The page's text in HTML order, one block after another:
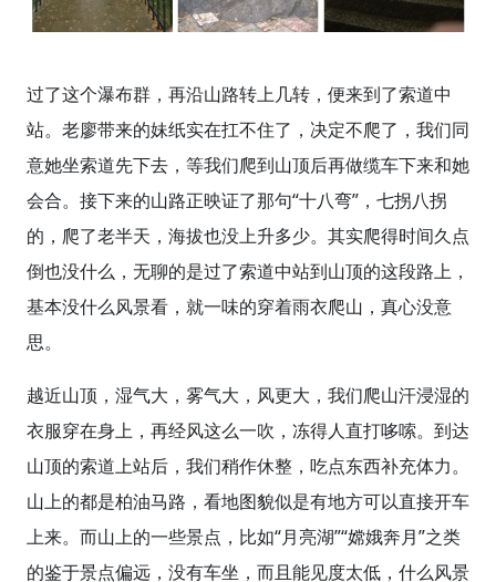
过了这个瀑布群，再沿山路转上几转，便来到了索道中
站。老廖带来的妹纸实在扛不住了，决定不爬了，我们同
意她坐索道先下去，等我们爬到山顶后再做缆车下来和她
会合。接下来的山路正映证了那句“十八弯”，七拐八拐
的，爬了老半天，海拔也没上升多少。其实爬得时间久点
倒也没什么，无聊的是过了索道中站到山顶的这段路上，
基本没什么风景看，就一味的穿着雨衣爬山，真心没意
思。
越近山顶，湿气大，雾气大，风更大，我们爬山汗浸湿的
衣服穿在身上，再经风这么一吹，冻得人直打哆嗦。到达
山顶的索道上站后，我们稍作休整，吃点东西补充体力。
山上的都是柏油马路，看地图貌似是有地方可以直接开车
上来。而山上的一些景点，比如“月亮湖”“嫦娥奔月”之类
的鉴于景点偏远，没有车坐，而且能见度太低，什么风景